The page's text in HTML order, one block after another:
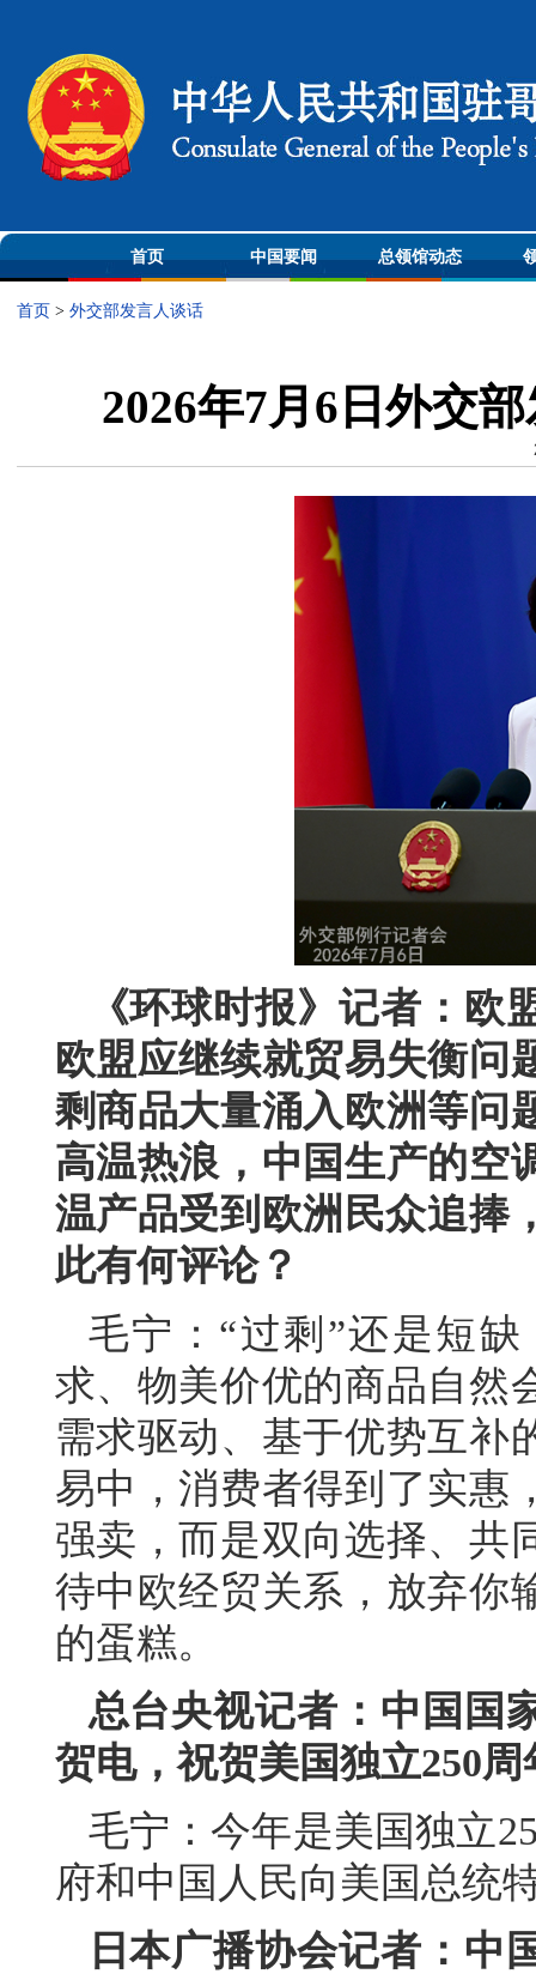
首页 中国要闻 总领馆动态
首页 > 外交部发言人谈话
2026年7月6日外交
《环球时报》记者：
欧盟应继续就贸易失衡问
剩商品大量涌入欧洲等问
高温热浪，中国生产的空
温产品受到欧洲民众追捧
此有何评论？
毛宁：“过剩”还是短
求、物美价优的商品自然
需求驱动、基于优势互补
易中，消费者得到了实惠
强卖，而是双向选择、共
待中欧经贸关系，放弃你
的蛋糕。
总台央视记者：中国国
贺电，祝贺美国独立250周
毛宁：今年是美国独立
府和中国人民向美国总统
日本广播协会记者：中